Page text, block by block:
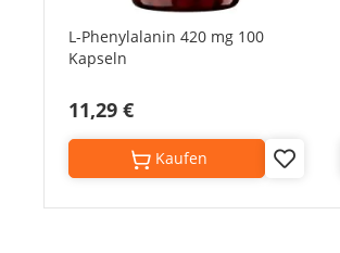
L-Phenylalanin 420 mg 100
Kapseln
11,29 €
Add
Wish
Kaufen